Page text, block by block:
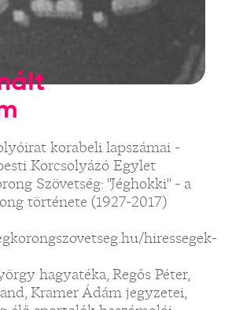
korabeli lapszámai -
Korcsolyázó Egylet
Szövetség: "Jéghokki" - a
története (1927-2017)
hiressegek-
hagyatéka, Regős Péter,
Kramer Ádám jegyzetei,